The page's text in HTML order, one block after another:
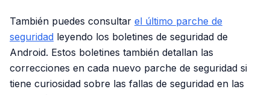
También puedes consultar el último parche de
seguridad leyendo los boletines de seguridad de
Android. Estos boletines también detallan las
correcciones en cada nuevo parche de seguridad si
tiene curiosidad sobre las fallas de seguridad en las